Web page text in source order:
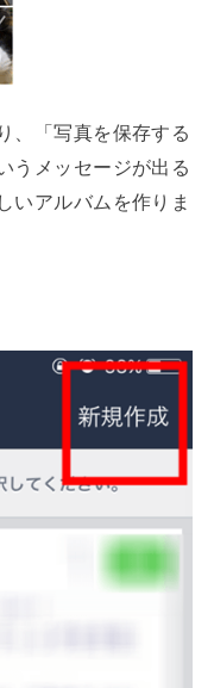
、「写真を保存する
うメッセージが出る
いアルバムを作りま